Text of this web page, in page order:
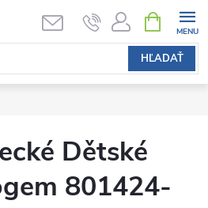
HĽADAŤ
KOŠÍK
Dětské
801424-